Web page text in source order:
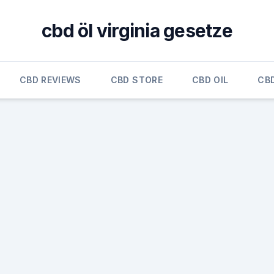
cbd öl virginia gesetze
CBD REVIEWS CBD STORE CBD OIL